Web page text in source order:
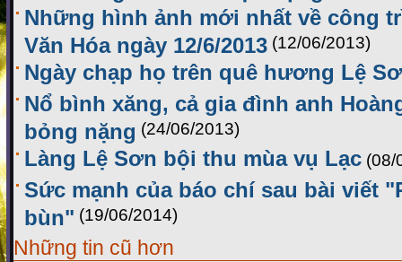
Những hình ảnh mới nhất về công
Văn Hóa ngày 12/6/2013 (12/06/2013)
Ngày chạp họ trên quê hương Lệ
Nổ bình xăng, cả gia đình anh
bỏng nặng (24/06/2013)
Làng Lệ Sơn bội thu mùa vụ Lạc (08/
Sức mạnh của báo chí sau bài viết
bùn" (19/06/2014)
Những tin cũ hơn